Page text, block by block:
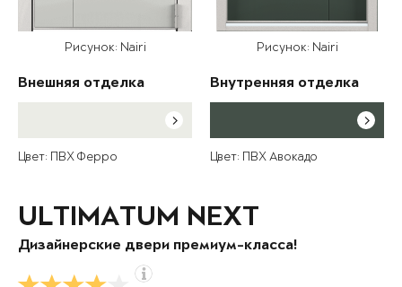
Рисунок: Nairi
Внешняя отделка
Цвет: ПВХ Ферро
Рисунок: Nairi
Внутренняя отделка
Цвет: ПВХ Авокадо
ULTIMATUM NEXT
Дизайнерские двери премиум-класса!